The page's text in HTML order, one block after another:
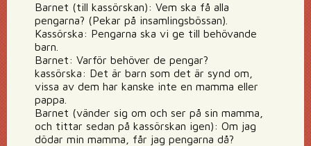
Barnet (till kassörskan): Vem ska få alla
pengarna? (Pekar på insamlingsbössan).
Kassörska: Pengarna ska vi ge till behövande
barn.
Barnet: Varför behöver de pengar?
kassörska: Det är barn som det är synd om,
vissa av dem har kanske inte en mamma eller
pappa.
Barnet (vänder sig om och ser på sin mamma,
och tittar sedan på kassörskan igen): Om jag
dödar min mamma, får jag pengarna då?